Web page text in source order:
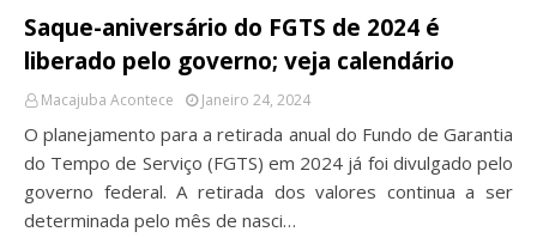
Saque-aniversário do FGTS de 2024 é
liberado pelo governo; veja calendário
Macajuba Acontece Janeiro 24, 2024
O planejamento para a retirada anual do Fundo de Garantia
do Tempo de Serviço (FGTS) em 2024 já foi divulgado pelo
governo federal. A retirada dos valores continua a ser
determinada pelo mês de nasci…